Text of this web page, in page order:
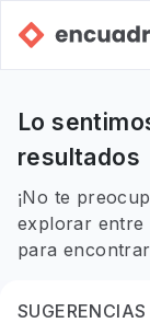
Lo
resultados
¡No te
explorar entre
para